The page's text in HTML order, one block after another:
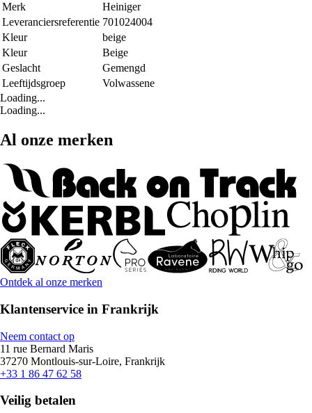
Merk
Heiniger
Leveranciersreferentie 701024004
Kleur
beige
Kleur
Beige
Geslacht
Gemengd
Leeftijdsgroep
Volwassene
Loading...
Loading...
Al onze merken
Ontdek al onze merken
Klantenservice in Frankrijk
Neem contact op
11 rue Bernard Maris
37270 Montlouis-sur-Loire, Frankrijk
+33 1 86 47 62 58
Veilig betalen